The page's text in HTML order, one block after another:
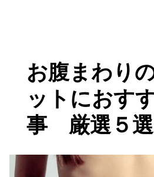
お腹まわり
ットにおす
事 厳選５選